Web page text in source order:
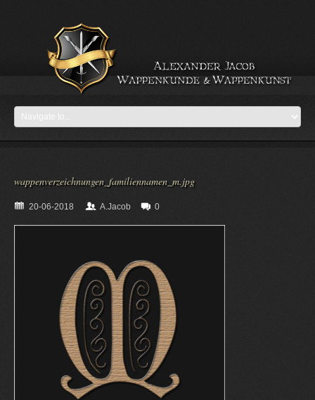
wappenverzeichnungen_familiennamen_m.jpg
20-06-2018 A.Jacob 0